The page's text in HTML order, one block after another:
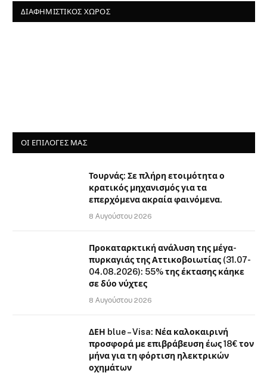
ΔΙΑΦΗΜΙΣΤΙΚΌΣ ΧΏΡΟΣ
ΟΙ ΕΠΙΛΟΓΈΣ ΜΑΣ
Τουρνάς: Σε πλήρη ετοιμότητα ο
κρατικός μηχανισμός για τα
επερχόμενα ακραία φαινόμενα.
8 Αυγούστου 2026
Προκαταρκτική ανάλυση της μέγα-
πυρκαγιάς της Αττικοβοιωτίας (31.07-
04.08.2026): 55% της έκτασης κάηκε
σε δύο νύχτες
8 Αυγούστου 2026
ΔΕΗ blue – Visa: Νέα καλοκαιρινή
προσφορά με επιβράβευση έως 18€ τον
μήνα για τη φόρτιση ηλεκτρικών
οχημάτων